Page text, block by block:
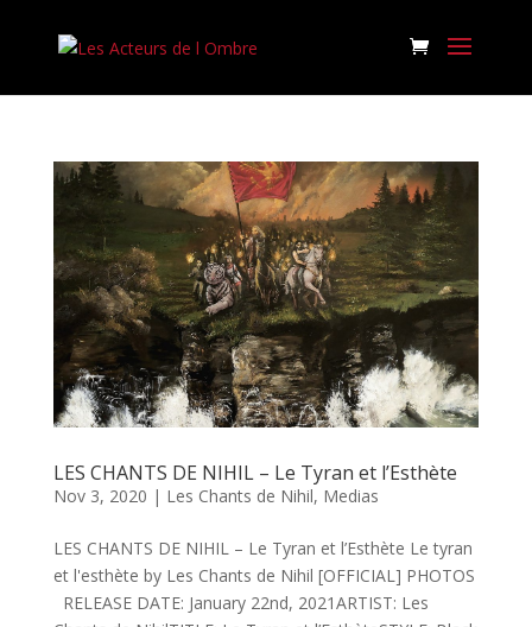
LES CHANTS DE NIHIL – Le Tyran et l’Esthète
Nov 3, 2020 | Les Chants de Nihil, Medias
LES CHANTS DE NIHIL – Le Tyran et l’Esthète Le tyran
et l'esthète by Les Chants de Nihil [OFFICIAL] PHOTOS
RELEASE DATE: January 22nd, 2021ARTIST: Les